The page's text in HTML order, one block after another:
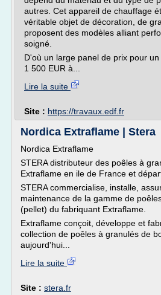
autres. Cet appareil de chauffage
véritable objet de décoration, de
proposent des modèles alliant
soigné.
D'où un large panel de prix pour
1 500 EUR à...
Lire la suite
Site : https://travaux.edf.fr
Nordica Extraflame | Stera
Nordica Extraflame
STERA distributeur des poêles à
Extraflame en ile de France et
STERA commercialise, installe,
maintenance de la gamme de
(pellet) du fabriquant Extraflame.
Extraflame conçoit, développe et
collection de poêles à granulés de
aujourd'hui...
Lire la suite
Site : stera.fr